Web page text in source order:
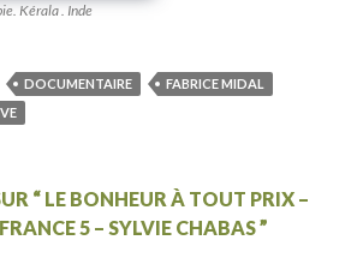
Kérala . Inde
DOCUMENTAIRE
FABRICE MIDAL
“ LE BONHEUR À TOUT PRIX –
5 – SYLVIE CHABAS ”